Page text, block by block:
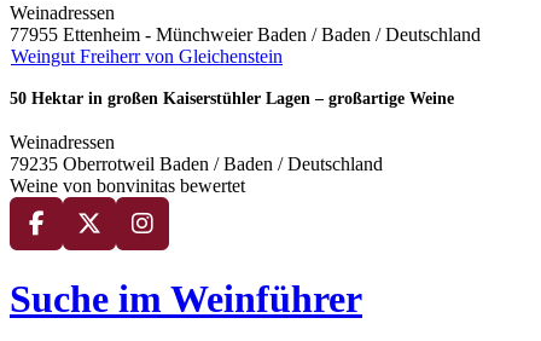
Weinadressen
77955 Ettenheim - Münchweier Baden / Baden / Deutschland
Weingut Freiherr von Gleichenstein
50 Hektar in großen Kaiserstühler Lagen – großartige Weine
Weinadressen
79235 Oberrotweil Baden / Baden / Deutschland
Weine von bonvinitas bewertet
Suche im Weinführer